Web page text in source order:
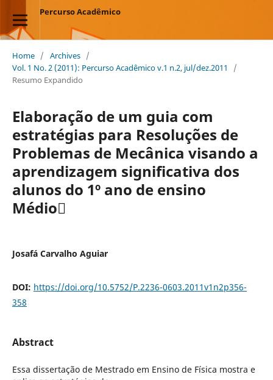
Percurso Acadêmico
Home / Archives /
Vol. 1 No. 2 (2011): Percurso Acadêmico v.1 n.2, jul/dez.2011
/
Resumo Expandido
Elaboração de um guia com
estratégias para Resoluções de
Problemas de Mecânica visando a
aprendizagem significativa dos
alunos do 1º ano de ensino
Médio
Josafá Carvalho Aguiar
DOI: https://doi.org/10.5752/P.2236-0603.2011v1n2p356-
358
Abstract
Essa dissertação de Mestrado em Ensino de Física mostra e